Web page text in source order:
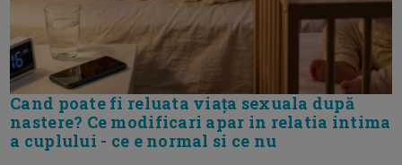
Cand poate fi reluata viața sexuala după
nastere? Ce modificari apar in relatia intima
a cuplului - ce e normal si ce nu